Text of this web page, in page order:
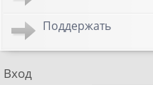
Поддержать
Вход